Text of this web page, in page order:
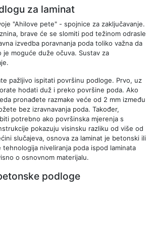
za laminat
"Ahilove pete" - spojnice za zaključavanje.
brave će se slomiti pod težinom odrasle
izvedba poravnanja poda toliko važna da
je moguće duže očuva. Sustav za
pažljivo ispitati površinu podloge. Prvo, uz
hodati duž i preko površine poda. Ako
pronađete razmake veće od 2 mm između
bez izravnavanja poda. Također,
potrebno ako površinska mjerenja s
pokazuju visinsku razliku od više od
slučajeva, osnova za laminat je betonski ili
niveliranja poda ispod laminata
o osnovnom materijalu.
podloge